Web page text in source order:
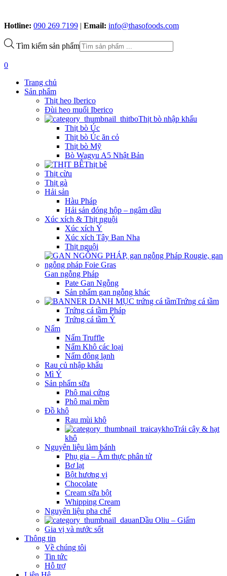
Hotline: 090 269 7199 | Email: info@thasofoods.com
Tìm kiếm sản phẩm
0
Trang chủ
Sản phẩm
Thịt heo Iberico
Đùi heo muối Iberico
Thịt bò nhập khẩu
Thịt bò Úc
Thịt bò Úc ăn cỏ
Thịt bò Mỹ
Bò Wagyu A5 Nhật Bản
Thịt bê
Thịt cừu
Thịt gà
Hải sản
Hàu Pháp
Hải sản đóng hộp – ngâm dầu
Xúc xích & Thịt nguội
Xúc xích Ý
Xúc xích Tây Ban Nha
Thịt nguội
Gan ngỗng Pháp
Pate Gan Ngỗng
Sản phẩm gan ngỗng khác
Trứng cá tầm
Trứng cá tầm Pháp
Trứng cá tầm Ý
Nấm
Nấm Truffle
Nấm Khô các loại
Nấm đông lạnh
Rau củ nhập khẩu
Mì Ý
Sản phẩm sữa
Phô mai cứng
Phô mai mềm
Đồ khô
Rau mùi khô
Trái cây & hạt
khô
Nguyên liệu làm bánh
Phụ gia – Ẩm thực phân tử
Bơ lạt
Bột hương vị
Chocolate
Cream sữa bột
Whipping Cream
Nguyên liệu pha chế
Dầu Oliu – Giấm
Gia vị và nước sốt
Thông tin
Về chúng tôi
Tin tức
Hỗ trợ